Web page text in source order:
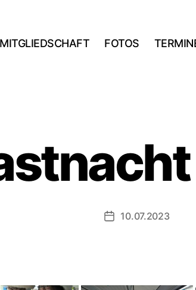
MITGLIEDSCHAFT FOTOS
10.07.2023